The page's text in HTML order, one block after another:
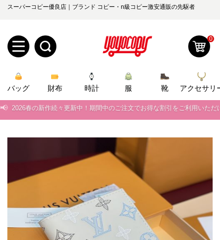
スーパーコピー優良店｜ブランド コピー・n級コピー激安通販の先駆者
規
ユ
ロ
グ
ー
ダ
ー
お
知
ら
0
バッグ 財布 時計 服 靴 アクセサリ
当店は正真正銘のn級スーパーコピーのみ取扱い。最高品質の再現度を
📢 2026春の新作続々更新中！期間中のご注文でお得な割引をご利用いただ
📢 新作入荷！ルイ・ヴィトンスーパーコピー バッグ最新モデルが登場。
2026春の新作続々更新中！期間中のご注文でお得な割引をご利用いただ
新作入荷！ルイ・ヴィトンスーパーコピー バッグ最新モデルが登場。